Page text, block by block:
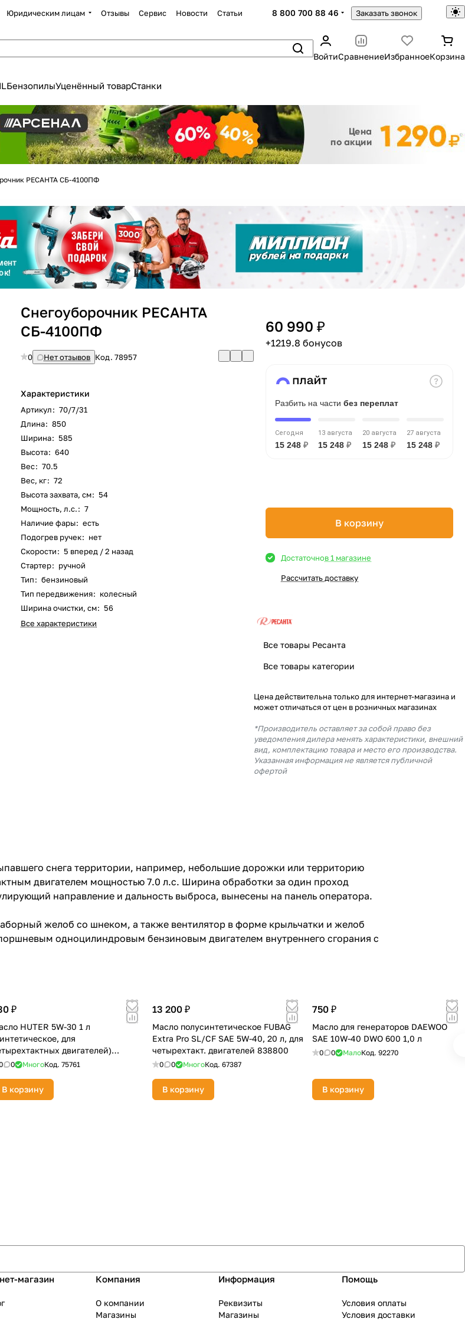
Юридическим лицам Отзывы Сервис Новости Статьи 8 800 700 88 46 Заказать звонок
ВойтиСравнениеИзбранноеКорзина
БензопилыУценённый товарСтанки
РЕСАНТА СБ-4100ПФ
Снегоуборочник РЕСАНТА
СБ-4100ПФ
0 Нет отзывов Код.78957
Характеристики
Артикул: 70/7/31
Длина: 850
Ширина: 585
Высота: 640
Вес: 70.5
Вес, кг: 72
Высота захвата, см: 54
Мощность, л.с.: 7
Наличие фары: есть
Подогрев ручек: нет
Скорости: 5 вперед / 2 назад
Стартер: ручной
Тип: бензиновый
Тип передвижения: колесный
Ширина очистки, см: 56
Все характеристики
60 990 ₽
+1219.8 бонусов
Разбить на части без переплат
Сегодня
15 248 ₽
13 августа
15 248 ₽
20 августа
15 248 ₽
27 августа
15 248 ₽
В корзину
Достаточнов 1 магазине
Рассчитать доставку
Все товары Ресанта
Все товары категории
Цена действительна только для интернет-магазина и
может отличаться от цен в розничных магазинах
*Производитель оставляет за собой право без
уведомления дилера менять характеристики, внешний
вид, комплектацию товара и место его производства.
Указанная информация не является публичной
офертой
снега территории, например, небольшие дорожки или территорию
двигателем мощностью 7.0 л.с. Ширина обработки за один проход
направление и дальность выброса, вынесены на панель оператора.
желоб со шнеком, а также вентилятор в форме крыльчатки и желоб
одноцилиндровым бензиновым двигателем внутреннего сгорания с
₽
HUTER 5W-30 1 л
для
двигателей)
8/1/2
0 МногоКод.75761
В корзину
13 200 ₽
Масло полусинтетическое FUBAG
Extra Pro SL/CF SAE 5W-40, 20 л, для
четырехтакт. двигателей 838800
0 0 МногоКод. 67387
В корзину
750 ₽
Масло для генераторов DAEWOO
SAE 10W-40 DWO 600 1,0 л
0 0 МалоКод. 92270
В корзину
магазин Компания
О компании
Магазины
Информация
Реквизиты
Магазины
Помощь
Условия оплаты
Условия доставки
Закрыть
оплату
переплат
товарыв корзину
сегодня только
любого банка
товарвыбранный способом
75% будутсписываться
картыпо25% каждые 2 недели
об оплате Плайтом
раз в 2 недели